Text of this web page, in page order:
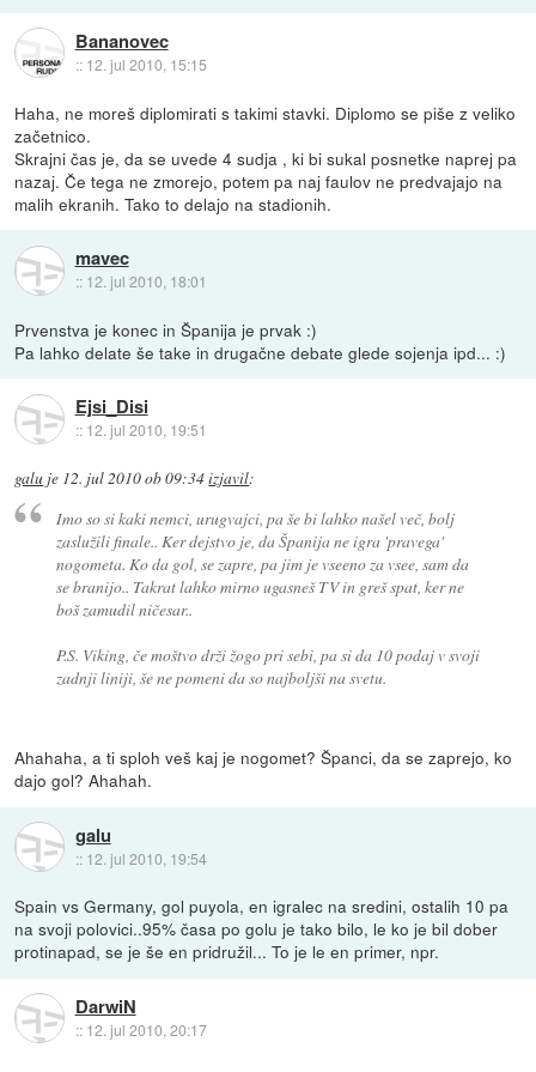
Bananovec
:: 12. jul 2010, 15:15
Haha, ne moreš diplomirati s takimi stavki. Diplomo se piše z veliko
začetnico.
Skrajni čas je, da se uvede 4 sudja , ki bi sukal posnetke naprej pa
nazaj. Če tega ne zmorejo, potem pa naj faulov ne predvajajo na
malih ekranih. Tako to delajo na stadionih.
mavec
:: 12. jul 2010, 18:01
Prvenstva je konec in Španija je prvak :)
Pa lahko delate še take in drugačne debate glede sojenja ipd... :)
Ejsi_Disi
:: 12. jul 2010, 19:51
galu je 12. jul 2010 ob 09:34izjavil:
Imo so si kaki nemci, urugvajci, pa še bi lahko našel več, bolj
zaslužili finale.. Ker dejstvo je, da Španija ne igra 'pravega'
nogometa. Ko da gol, se zapre, pa jim je vseeno za vsee, sam da
se branijo.. Takrat lahko mirno ugasneš TV in greš spat, ker ne
boš zamudil ničesar..
P.S. Viking, če moštvo drži žogo pri sebi, pa si da 10 podaj v svoji
zadnji liniji, še ne pomeni da so najboljši na svetu.
Ahahaha, a ti sploh veš kaj je nogomet? Španci, da se zaprejo, ko
dajo gol? Ahahah.
galu
:: 12. jul 2010, 19:54
Spain vs Germany, gol puyola, en igralec na sredini, ostalih 10 pa
na svoji polovici..95% časa po golu je tako bilo, le ko je bil dober
protinapad, se je še en pridružil... To je le en primer, npr.
DarwiN
:: 12. jul 2010, 20:17